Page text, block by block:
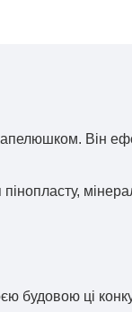
капелюшком. Він
будовою ці